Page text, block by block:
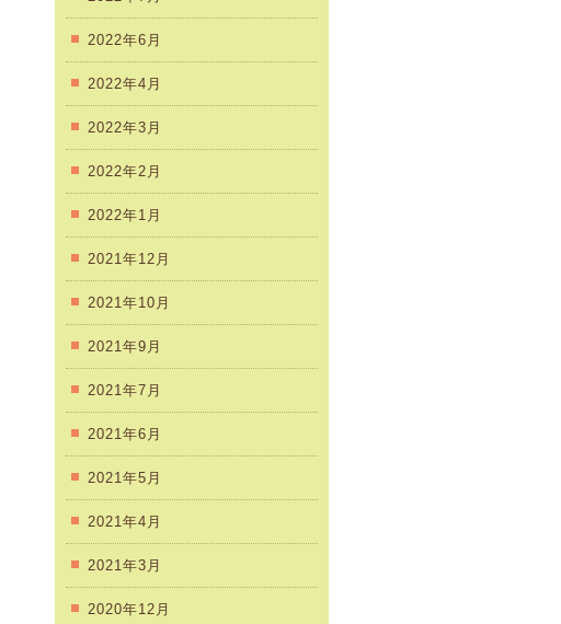
2022年6月
2022年4月
2022年3月
2022年2月
2022年1月
2021年12月
2021年10月
2021年9月
2021年7月
2021年6月
2021年5月
2021年4月
2021年3月
2020年12月